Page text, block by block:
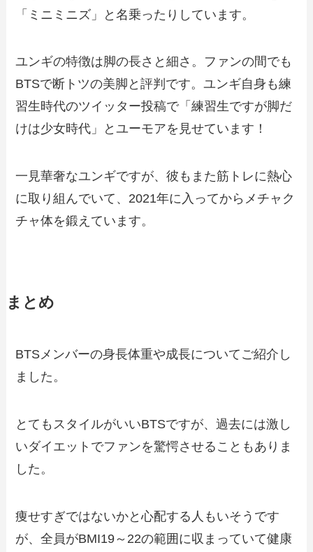
「ミニミニズ」と名乗ったりしています。
ユンギの特徴は脚の長さと細さ。ファンの間でも
BTSで断トツの美脚と評判です。ユンギ自身も練
習生時代のツイッター投稿で「練習生ですが脚だ
けは少女時代」とユーモアを見せています！
一見華奢なユンギですが、彼もまた筋トレに熱心
に取り組んでいて、2021年に入ってからメチャク
チャ体を鍛えています。
まとめ
BTSメンバーの身長体重や成長についてご紹介し
ました。
とてもスタイルがいいBTSですが、過去には激し
いダイエットでファンを驚愕させることもありま
した。
痩せすぎではないかと心配する人もいそうです
が、全員がBMI19～22の範囲に収まっていて健康